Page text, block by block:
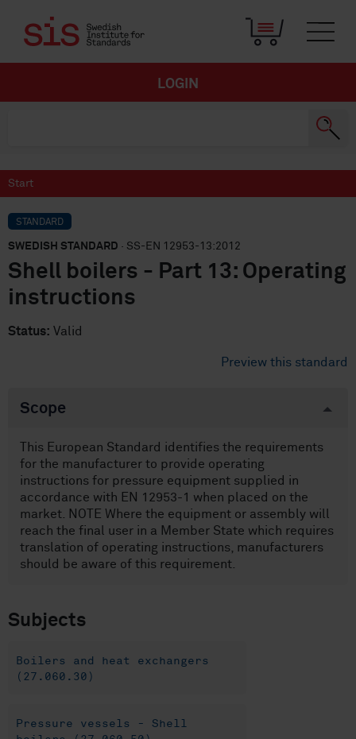
LOGIN
Start
STANDARD
SWEDISH STANDARD · SS-EN 12953-13:2012
Shell boilers - Part 13: Operating
instructions
Status: Valid
Preview this standard
Scope
This European Standard identifies the requirements
for the manufacturer to provide operating
instructions for pressure equipment supplied in
accordance with EN 12953-1 when placed on the
market. NOTE Where the equipment or assembly will
reach the final user in a Member State which requires
translation of operating instructions, manufacturers
should be aware of this requirement.
Subjects
Boilers and heat exchangers
(27.060.30)
Pressure vessels - Shell